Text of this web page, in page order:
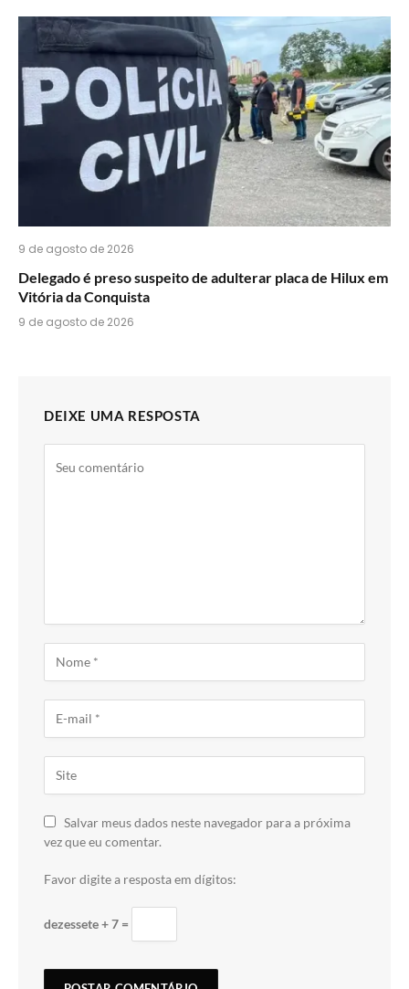
9 de agosto de 2026
Delegado é preso suspeito de adulterar placa de Hilux em
Vitória da Conquista
9 de agosto de 2026
DEIXE UMA RESPOSTA
Salvar meus dados neste navegador para a próxima
vez que eu comentar.
Favor digite a resposta em dígitos:
dezessete + 7 =